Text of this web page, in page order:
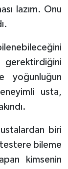
lazım. Onu
yoğunluğun
usta,
ustalardan biri
bileme
kimsenin